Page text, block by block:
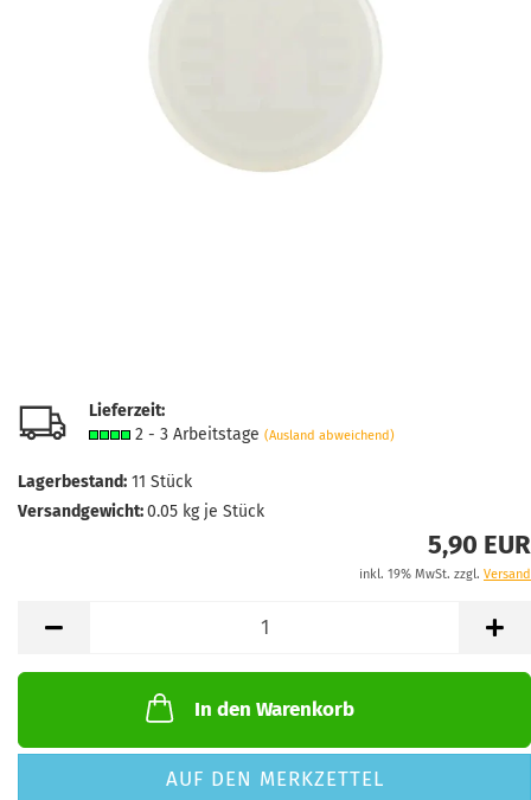
Lieferzeit:
2 - 3 Arbeitstage (Ausland abweichend)
Lagerbestand: 11 Stück
Versandgewicht:0.05 kg je Stück
5,90 EUR
inkl. 19% MwSt. zzgl. Versand
In den Warenkorb
AUF DEN MERKZETTEL